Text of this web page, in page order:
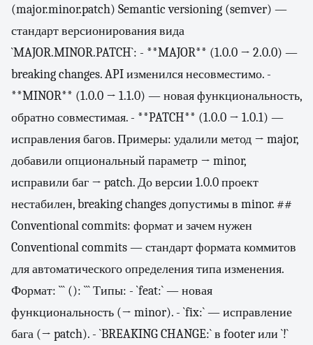
(major.minor.patch) Semantic versioning (semver) —
стандарт версионирования вида
`MAJOR.MINOR.PATCH`: - **MAJOR** (1.0.0 → 2.0.0) —
breaking changes. API изменился несовместимо. -
**MINOR** (1.0.0 → 1.1.0) — новая функциональность,
обратно совместимая. - **PATCH** (1.0.0 → 1.0.1) —
исправления багов. Примеры: удалили метод → major,
добавили опциональный параметр → minor,
исправили баг → patch. До версии 1.0.0 проект
нестабилен, breaking changes допустимы в minor. ##
Conventional commits: формат и зачем нужен
Conventional commits — стандарт формата коммитов
для автоматического определения типа изменения.
Формат: ``` (): ``` Типы: - `feat:` — новая
функциональность (→ minor). - `fix:` — исправление
бага (→ patch). - `BREAKING CHANGE:` в footer или `!`